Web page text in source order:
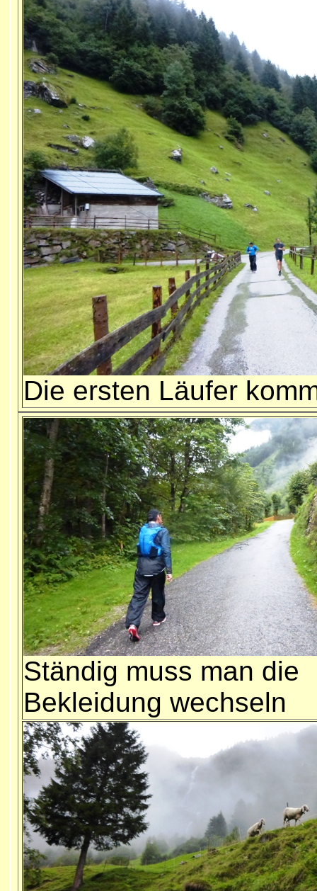
Die ersten Läufer
Ständig muss man die
Bekleidung wechseln